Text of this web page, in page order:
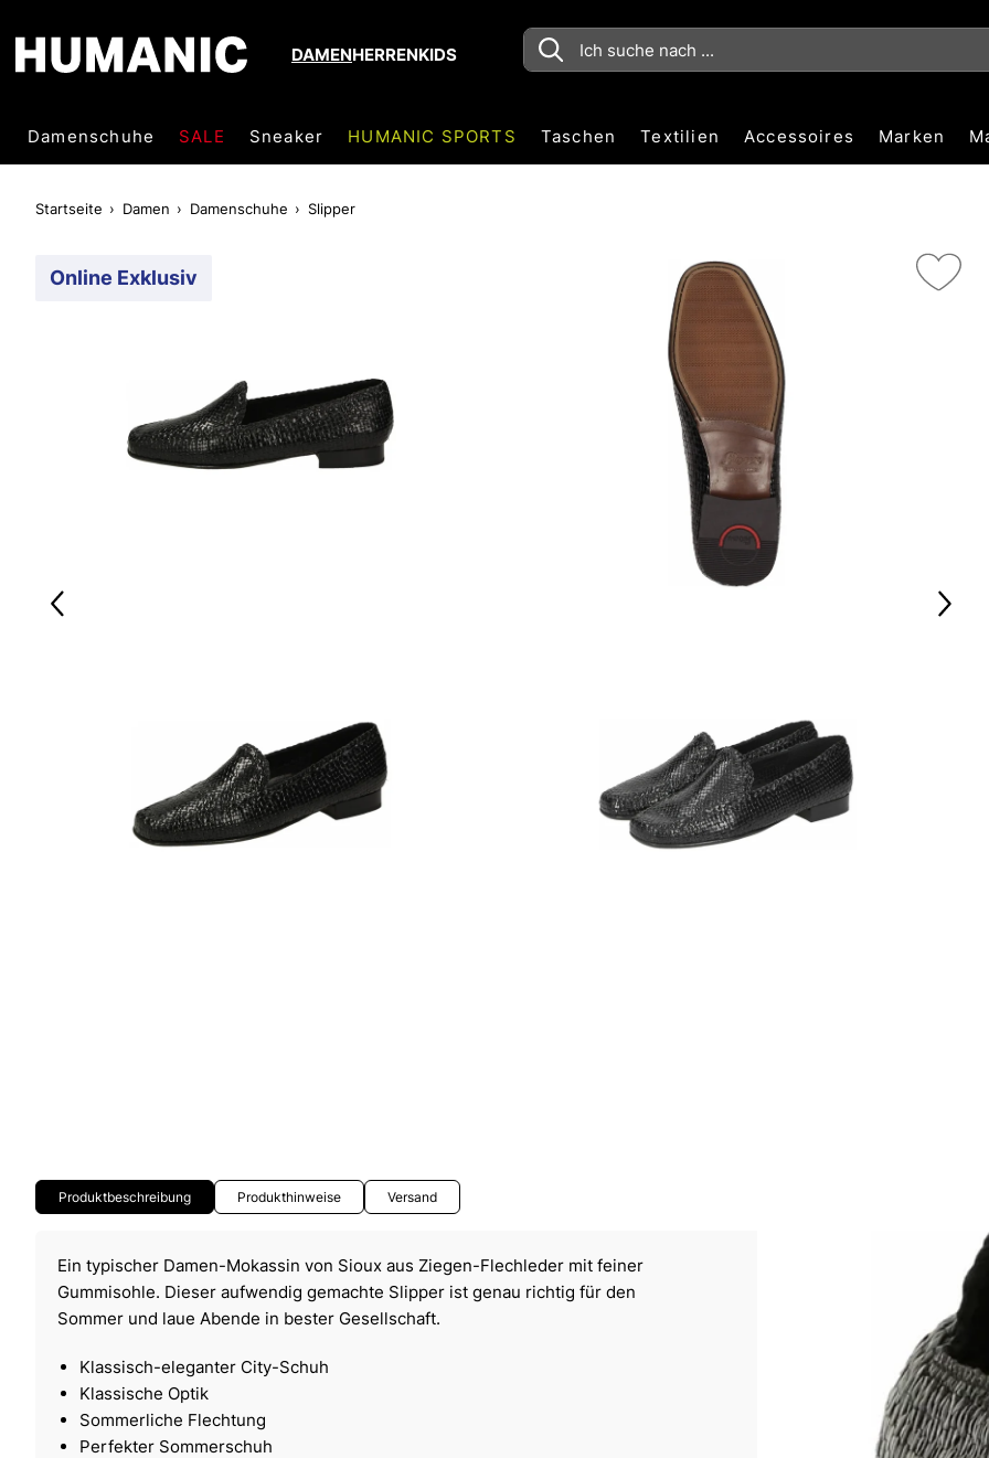
DAMENHERRENKIDS
Damenschuhe SALE Sneaker HUMANIC SPORTS Taschen Textilien Accessoires Marken
Startseite Damen Damenschuhe Slipper
Online Exklusiv
Produktbeschreibung Produkthinweise Versand
Ein typischer Damen-Mokassin von Sioux aus Ziegen-Flechleder mit feiner
Gummisohle. Dieser aufwendig gemachte Slipper ist genau richtig für den
Sommer und laue Abende in bester Gesellschaft.
Klassisch-eleganter City-Schuh
Klassische Optik
Sommerliche Flechtung
Perfekter Sommerschuh